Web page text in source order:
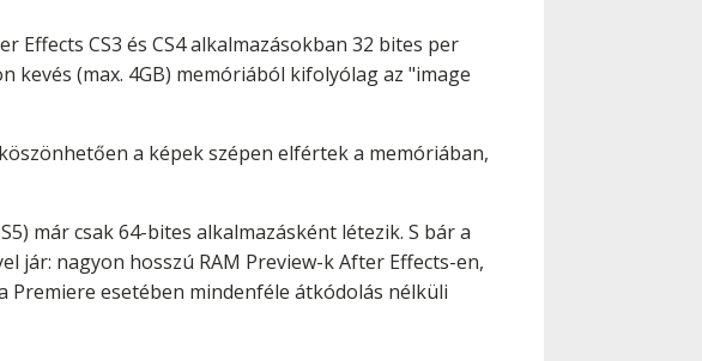
Effects CS3 és CS4 alkalmazásokban 32 bites per
(max. 4GB) memóriából kifolyólag az "image
a képek szépen elfértek a memóriában,
már csak 64-bites alkalmazásként létezik. S bár a
jár: nagyon hosszú RAM Preview-k After Effects-en,
Premiere esetében mindenféle átkódolás nélküli